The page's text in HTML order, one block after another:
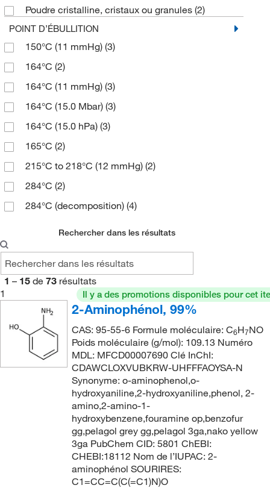
366.263(2)
372.436(2)
464.812 (4)
500.507(3)
≥98.5% (GC,T)(2)
≥99.0% (HPLC,T)
≥99.0% (T)(2)
95%(4)
96%(2)
97%(14)
98%(36)
99%(10)
Poudre cristalline, cristaux ou granules (2)
POINT D’ÉBULLITION
150°C (11 mmHg) (3)
164°C (2)
164°C (11 mmHg) (3)
164°C (15.0 Mbar) (3)
164°C (15.0 hPa) (3)
165°C (2)
215°C to 218°C (12 mmHg) (2)
284°C (2)
284°C (decomposition) (4)
Rechercher dans les résultats
1 – 15 de 73 résultats
1
Il y a des promotions disponibles pour cet
2-Aminophénol, 99%
CAS: 95-55-6 Formule moléculaire: C6H7NO
Poids moléculaire (g/mol): 109.13 Numéro
MDL: MFCD00007690 Clé InChI:
CDAWCLOXVUBKRW-UHFFFAOYSA-N
Synonyme: o-aminophenol,o-
hydroxyaniline,2-hydroxyaniline,phenol, 2-
amino,2-amino-1-
hydroxybenzene,fouramine op,benzofur
gg,pelagol grey gg,pelagol 3ga,nako yellow
3ga PubChem CID: 5801 ChEBI:
CHEBI:18112 Nom de l’IUPAC: 2-
aminophénol SOURIRES:
C1=CC=C(C(=C1)N)O